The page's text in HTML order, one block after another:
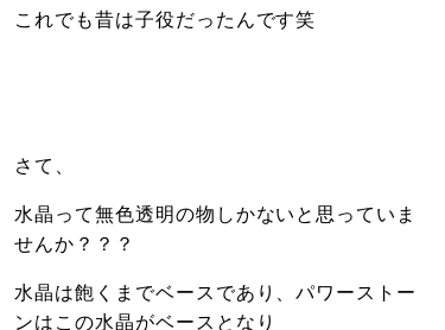
これでも昔は子役だったんです笑
さて、
水晶って無色透明の物しかないと思っていま
せんか？？？
水晶は飽くまでベースであり、パワーストー
ンはこの水晶がベースとなり